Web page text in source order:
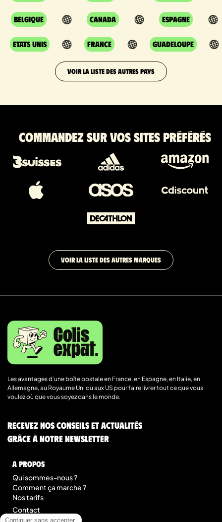
Belgique Canada Espagne
Etats Unis France Guadeloupe
VOIR LA LISTE DES AUTRES PAYS
Commandez sur vos sites préférés
VOIR LA LISTE DES AUTRES MARQUES
Les avantages d’une boîte postale en France, en Espagne, en Italie, en
Allemagne, au Royaume Uni ou aux US pour faire livrer tout ce que vous
voulez où que vous soyez dans le monde.
Recevez nos conseils et actualités
grâce à notre newsletter
A Propos
Qui sommes-nous ?
Comment ça marche ?
Nos tarifs
Contact